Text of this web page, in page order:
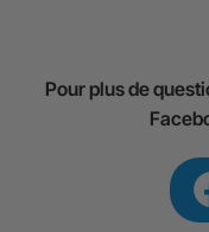
Pour plus de